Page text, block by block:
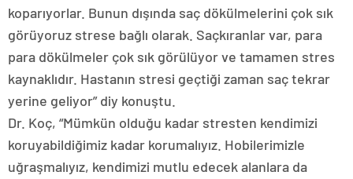
koparıyorlar. Bunun dışında saç dökülmelerini çok sık
görüyoruz strese bağlı olarak. Saçkıranlar var, para
para dökülmeler çok sık görülüyor ve tamamen stres
kaynaklıdır. Hastanın stresi geçtiği zaman saç tekrar
yerine geliyor” diy konuştu.
Dr. Koç, “Mümkün olduğu kadar stresten kendimizi
koruyabildiğimiz kadar korumalıyız. Hobilerimizle
uğraşmalıyız, kendimizi mutlu edecek alanlara da